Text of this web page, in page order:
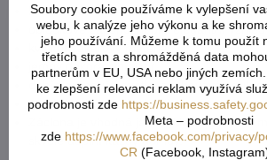
kusová záclona – připravená k
obloukové zakončení pro elegantní vzhled
kvalitní žakárový materiál
jemný dekorativní vzor
dobře propouští světlo, zachovává
snadná údržba, dlouhá životnost
Záclona je vhodná jak do klasických, tak
skvěle doplní každý domov.
Soubory cookie používáme k vylepšení
webu, k analýze jeho výkonu a ke
jeho používání. Můžeme k tomu použít
třetích stran a shromážděná data
partnerům v EU, USA nebo jiných
ke zlepšení relevanci reklam využívá
podrobnosti zde https://
Meta – podrobnosti
zde https://www.facebook.com/privacy/
CR (Facebook,